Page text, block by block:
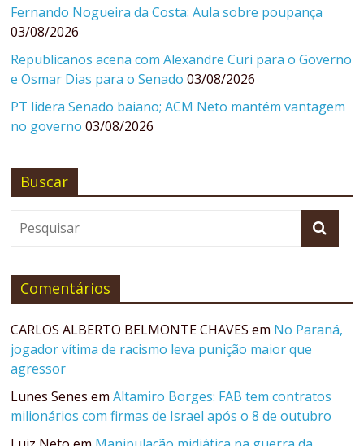
Fernando Nogueira da Costa: Aula sobre poupança
03/08/2026
Republicanos acena com Alexandre Curi para o Governo
e Osmar Dias para o Senado 03/08/2026
PT lidera Senado baiano; ACM Neto mantém vantagem
no governo 03/08/2026
Buscar
Comentários
CARLOS ALBERTO BELMONTE CHAVES em No Paraná,
jogador vítima de racismo leva punição maior que
agressor
Lunes Senes emAltamiro Borges: FAB tem contratos
milionários com firmas de Israel após o 8 de outubro